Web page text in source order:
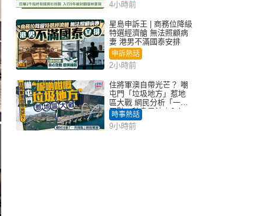
4小時前
星島申訴王 | 商務位降級
特選經濟艙 無法照顧病
妻 港男不滿國泰安排
申訴熱話
2小時前
住將軍澳自帶光芒？ 嘲
屯門「垃圾地方」惹地
區大戰 網民分析「一共
同點」秒息風波｜Juicy
叮
時事熱話
9小時前